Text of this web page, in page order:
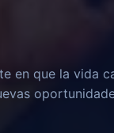
en que la vida